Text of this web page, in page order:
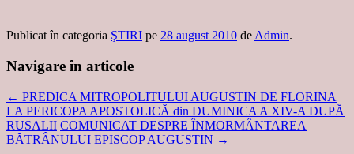
Publicat în categoria ŞTIRI pe 28 august 2010 de Admin.
Navigare în articole
← PREDICA MITROPOLITULUI AUGUSTIN DE FLORINA
LA PERICOPA APOSTOLICĂ din DUMINICA A XIV-A DUPĂ
RUSALII COMUNICAT DESPRE ÎNMORMÂNTAREA
BĂTRÂNULUI EPISCOP AUGUSTIN →